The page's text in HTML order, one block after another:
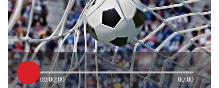
00:00:00 00:00